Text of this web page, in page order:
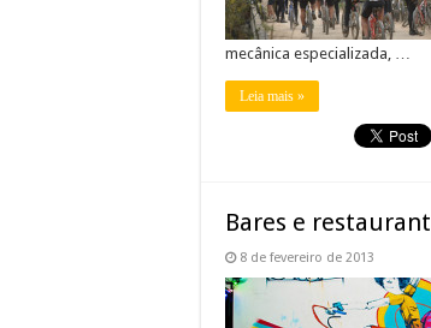
mecânica especializada, …
Leia mais »
Bares e
8 de fevereiro de 2013